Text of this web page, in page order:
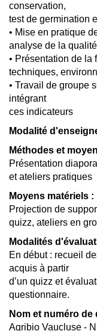
conservation,
test de germination
• Mise en pratique
analyse de la
• Présentation de la
techniques,
• Travail de groupe
intégrant
ces indicateurs
Modalité
Méthodes et
Présentation
et ateliers pratiques
Moyens matériels :
Projection de
quizz, ateliers en
Modalités
En début : recueil
acquis à partir
d’un quizz et
questionnaire.
Nom et numéro
Agribio Vaucluse -